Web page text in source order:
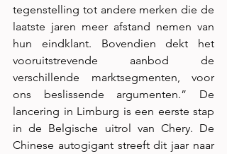
tegenstelling tot andere merken die de
laatste jaren meer afstand nemen van
hun eindklant. Bovendien dekt het
vooruitstrevende aanbod de
verschillende marktsegmenten, voor
ons beslissende argumenten.” De
lancering in Limburg is een eerste stap
in de Belgische uitrol van Chery. De
Chinese autogigant streeft dit jaar naar